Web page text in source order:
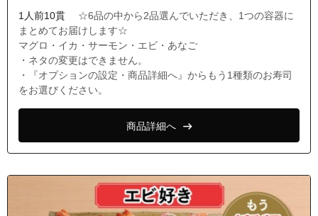
1人前10貫
☆6品の中から2品選んでいただき、1つの容器に
まとめてお届けします☆
マグロ・イカ・サーモン・エビ・あなご
・ネタの変更はできません。
・『オプションの設定・商品詳細へ』からもう1種類のお寿司
をお選びください。
商品詳細へ